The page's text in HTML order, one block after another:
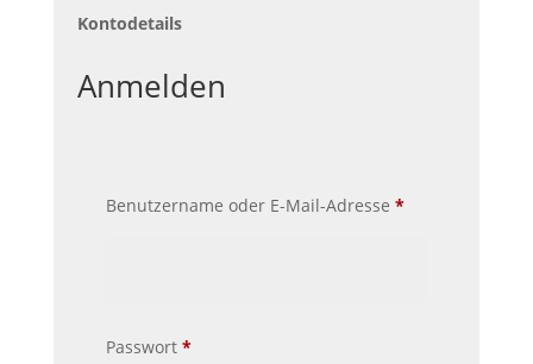
Kontodetails
Anmelden
Benutzername oder E-Mail-Adresse *Erforderlich
Passwort *Erforderlich